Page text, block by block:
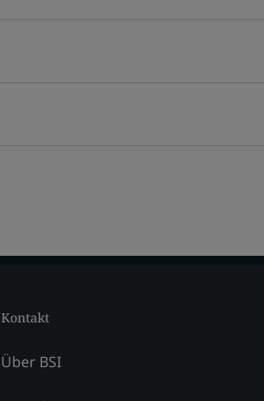
Kontakt
Über BSI